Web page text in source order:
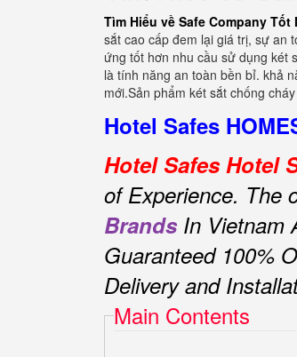
Tìm Hiểu về Safe Company
sắt cao cấp đem lại giá trị, sự an
ứng tốt hơn nhu cầu sử dụng két
là tính năng an toàn bền bỉ. khả
mới.Sản phẩm két sắt chống
Hotel Safes
Hotel Safes Hotel
of Experience. The
Brands In Vietnam
Guaranteed 100%
Delivery and
Main Contents